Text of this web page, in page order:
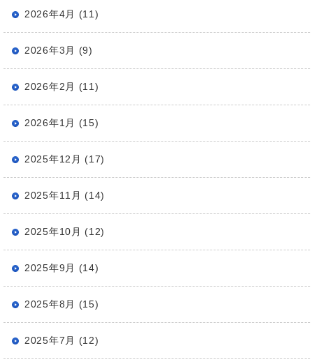
2026年4月 (11)
2026年3月 (9)
2026年2月 (11)
2026年1月 (15)
2025年12月 (17)
2025年11月 (14)
2025年10月 (12)
2025年9月 (14)
2025年8月 (15)
2025年7月 (12)